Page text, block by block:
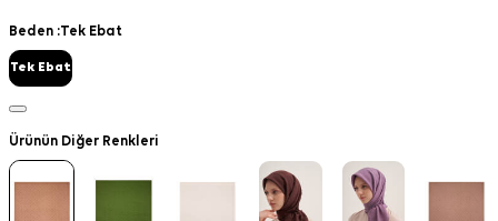
Beden :Tek Ebat
Tek Ebat
Ürünün Diğer Renkleri